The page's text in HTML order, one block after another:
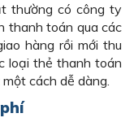
thường có công ty
thanh toán qua các
hàng rồi mới thu
loại thẻ thanh toán
cách dễ dàng.